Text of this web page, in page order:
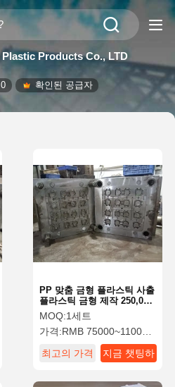
Products Co., LTD
확인된 공급자
PP 맞춤 금형 플라스틱 사출
플라스틱 금형 제작 250,000-
300,000샷 OEM ODM 지원
MOQ:1세트
가격:RMB 75000~110000/Piece
최고의 가격
지금 챗팅하